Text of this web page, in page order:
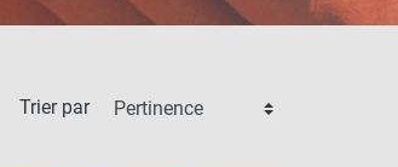
Trier par